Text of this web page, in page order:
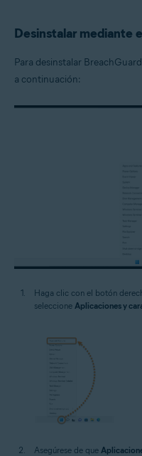
Desinstalar mediante
Para desinstalar
a continuación:
Haga clic con el botón
seleccione Aplicaciones y
Asegúrese de que